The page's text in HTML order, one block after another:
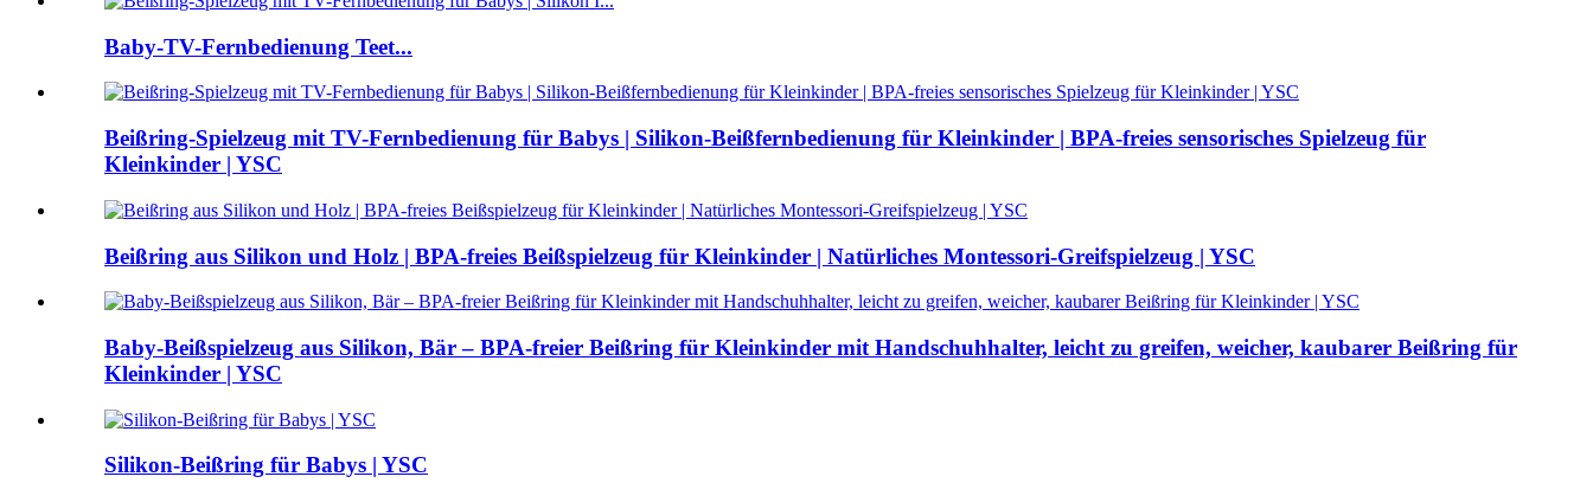
Baby-TV-Fernbedienung Teet...
Beißring-Spielzeug mit TV-Fernbedienung für Babys | Silikon-Beißfernbedienung für Kleinkinder | BPA-freies sensorisches Spielzeug für
Kleinkinder | YSC
Beißring aus Silikon und Holz | BPA-freies Beißspielzeug für Kleinkinder | Natürliches Montessori-Greifspielzeug | YSC
Baby-Beißspielzeug aus Silikon, Bär – BPA-freier Beißring für Kleinkinder mit Handschuhhalter, leicht zu greifen, weicher, kaubarer Beißring für
Kleinkinder | YSC
Silikon-Beißring für Babys | YSC